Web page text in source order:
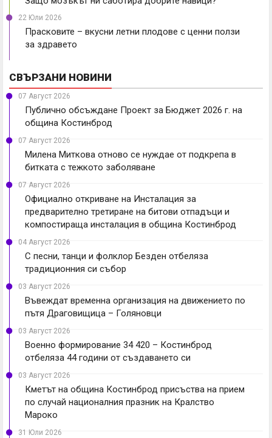
22 Юли 2026
Прасковите – вкусни летни плодове с ценни ползи
за здравето
СВЪРЗАНИ НОВИНИ
07 Август 2026
Публично обсъждане Проект за Бюджет 2026 г. на
община Костинброд
07 Август 2026
Милена Миткова отново се нуждае от подкрепа в
битката с тежкото заболяване
07 Август 2026
Официално откриване на Инсталация за
предварително третиране на битови отпадъци и
компостираща инсталация в община Костинброд
04 Август 2026
С песни, танци и фолклор Безден отбеляза
традиционния си събор
03 Август 2026
Въвеждат временна организация на движението по
пътя Драговищица – Голяновци
03 Август 2026
Военно формирование 34 420 – Костинброд
отбеляза 44 години от създаването си
03 Август 2026
Кметът на община Костинброд присъства на прием
по случай националния празник на Кралство
Мароко
31 Юли 2026